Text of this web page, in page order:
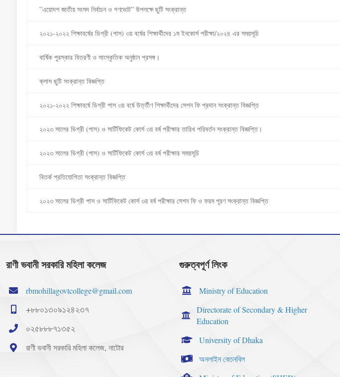
”এয়োদশ জাতীয় সংসদ নির্বাচন ও গণভোট” উপলক্ষে ছুটি সংক্রান্ত
২০২১-২০২২ শিক্ষাবর্ষের ডিগ্রী (পাস) ৩য় বর্ষের শিক্ষার্থীদের ১ম ইনকোর্স পরীক্ষা/২০২৪ এর সময়সূচি
বার্ষিক পুরস্কার বিতরণী ও সাংস্কৃতিক অনুষ্ঠান প্রসঙ্গ।
ক্লাস ছুটি সংক্রান্ত বিজ্ঞপ্তি
২০২১-২০২২ শিক্ষাবর্ষে ডিগ্রী পাস ৩য় বর্ষে উর্ত্তীণ শিক্ষার্থীদের সেশন ফি প্রদান সংক্রান্ত বিজ্ঞপ্তি
২০২৩ সালের ডিগ্রী (পাস) ও সার্টিফিকেট কোর্স ৩য় বর্ষ পরীক্ষার তারিখ পরিবর্তন সংক্রান্ত বিজ্ঞপ্তি।
২০২৩ সালের ডিগ্রী (পাস) ও সার্টিফিকেট কোর্স ৩য় বর্ষ পরীক্ষার সময়সূচি
বিতর্ক প্রতিযোগিতা সংক্রান্ত বিজ্ঞপ্তি
২০২৩ সালের ডিগ্রী পাস ও সার্টিফিকেট কোর্স ৩য় বর্ষ পরীক্ষার সেশন ফি ও ফরম পূরণ সংক্রান্ত বিজ্ঞপ্তি
রাণী ভবানী সরকারি মহিলা কলেজ
rbmohillagovtcollege@gmail.com
+৮৮০১৩০৯১২৪২৩৭
০২৫৮৮৮৭১৩৫২
রাণী ভবানী সরকারি মহিলা কলেজ, নাটোর
গুরুত্বপূর্ণ লিংক
Ministry of Education
Directorate of Secondary & Higher
Education
University of Dhaka
অনলাইন বেতনবিল